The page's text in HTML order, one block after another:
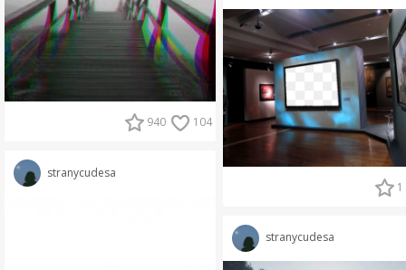
940 104
stranycudesa
1
stranycudesa